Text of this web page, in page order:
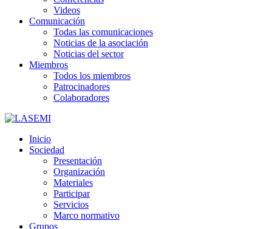
Videos
Comunicación
Todas las comunicaciones
Noticias de la asociación
Noticias del sector
Miembros
Todos los miembros
Patrocinadores
Colaboradores
Inicio
Sociedad
Presentación
Organización
Materiales
Participar
Servicios
Marco normativo
Grupos